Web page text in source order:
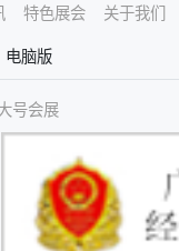
特色展会
关于我们
电脑版
号会展